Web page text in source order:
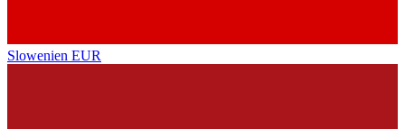
Slowenien EUR